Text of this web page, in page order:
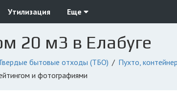
Утилизация Еще
20 м3 в Елабуге
бытовые отходы (ТБО) Пухто,
и фотографиями